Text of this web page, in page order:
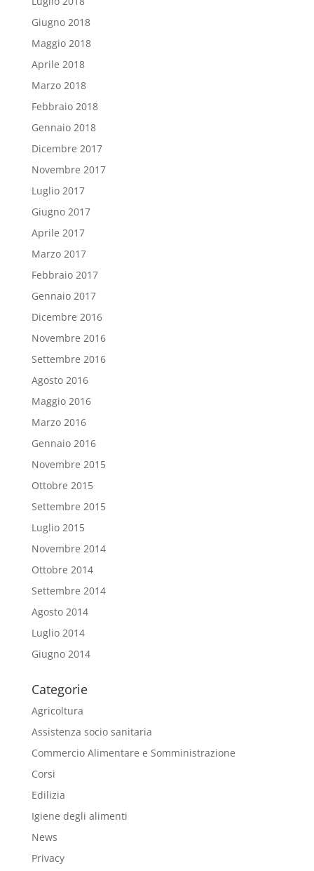
Giugno 2018
Maggio 2018
Aprile 2018
Marzo 2018
Febbraio 2018
Gennaio 2018
Dicembre 2017
Novembre 2017
Luglio 2017
Giugno 2017
Aprile 2017
Marzo 2017
Febbraio 2017
Gennaio 2017
Dicembre 2016
Novembre 2016
Settembre 2016
Agosto 2016
Maggio 2016
Marzo 2016
Gennaio 2016
Novembre 2015
Ottobre 2015
Settembre 2015
Luglio 2015
Novembre 2014
Ottobre 2014
Settembre 2014
Agosto 2014
Luglio 2014
Giugno 2014
Categorie
Agricoltura
Assistenza socio sanitaria
Commercio Alimentare e Somministrazione
Corsi
Edilizia
Igiene degli alimenti
News
Privacy